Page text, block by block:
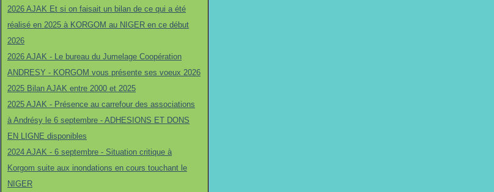
2026 AJAK Et si on faisait un bilan de ce qui a été
réalisé en 2025 à KORGOM au NIGER en ce début
2026
2026 AJAK - Le bureau du Jumelage Coopération
ANDRESY - KORGOM vous présente ses voeux 2026
2025 Bilan AJAK entre 2000 et 2025
2025 AJAK - Présence au carrefour des associations
à Andrésy le 6 septembre - ADHESIONS ET DONS
EN LIGNE disponibles
2024 AJAK - 6 septembre - Situation critique à
Korgom suite aux inondations en cours touchant le
NIGER